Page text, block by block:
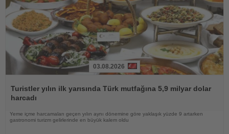
Oku
03.08.2026
Turistler yılın ilk yarısında Türk mutfağına 5,9 milyar dolar
harcadı
Yeme içme harcamaları geçen yılın aynı dönemine göre yaklaşık yüzde 9 artarken
gastronomi turizm gelirlerinde en büyük kalem oldu